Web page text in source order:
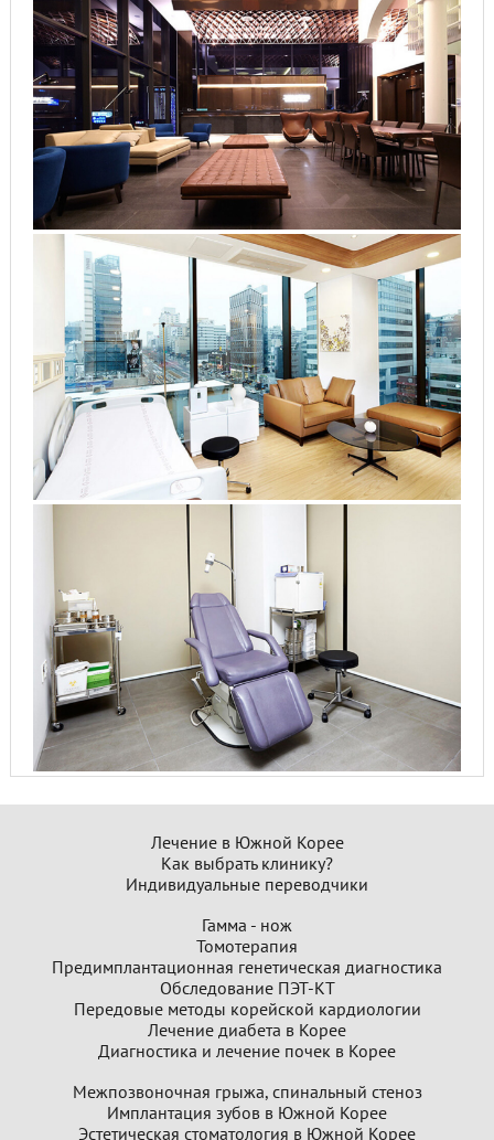
Лечение в Южной Корее
Как выбрать клинику?
Индивидуальные переводчики
Гамма - нож
Томотерапия
Предимплантационная генетическая диагностика
Обследование ПЭТ-КТ
Передовые методы корейской кардиологии
Лечение диабета в Корее
Диагностика и лечение почек в Корее
Межпозвоночная грыжа, спинальный стеноз
Имплантация зубов в Южной Корее
Эстетическая стоматология в Южной Корее